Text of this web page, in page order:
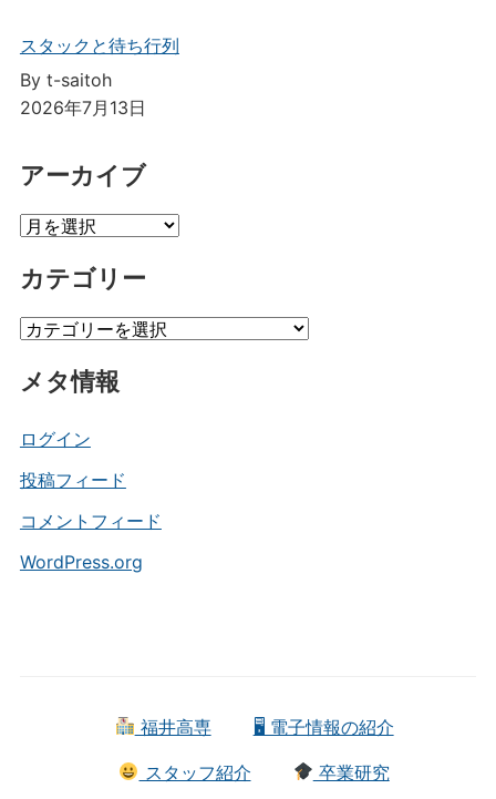
スタックと待ち行列
By t-saitoh
2026年7月13日
アーカイブ
ア
カ
ブ
カテゴリー
カ
ゴ
ー
メタ情報
ログイン
投稿フィード
コメントフィード
WordPress.org
福井高専 🖥 電子情報の紹介
スタッフ紹介 卒業研究